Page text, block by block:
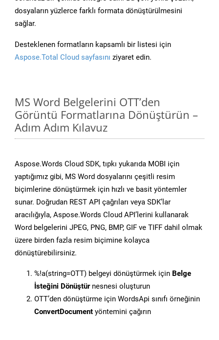
dosyaların yüzlerce farklı formata dönüştürülmesini
sağlar.
Desteklenen formatların kapsamlı bir listesi için
Aspose.Total Cloud sayfasını ziyaret edin.
MS Word Belgelerini OTT’den
Görüntü Formatlarına Dönüştürün –
Adım Adım Kılavuz
Aspose.Words Cloud SDK, tıpkı yukarıda MOBI için
yaptığımız gibi, MS Word dosyalarını çeşitli resim
biçimlerine dönüştürmek için hızlı ve basit yöntemler
sunar. Doğrudan REST API çağrıları veya SDK’lar
aracılığıyla, Aspose.Words Cloud API’lerini kullanarak
Word belgelerini JPEG, PNG, BMP, GIF ve TIFF dahil olmak
üzere birden fazla resim biçimine kolayca
dönüştürebilirsiniz.
%!a(string=OTT) belgeyi dönüştürmek için Belge
İsteğini Dönüştürnesnesi oluşturun
OTT’den dönüştürme için WordsApi sınıfı örneğinin
ConvertDocument yöntemini çağırın